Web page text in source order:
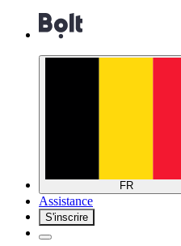
FR
Assistance
S'inscrire